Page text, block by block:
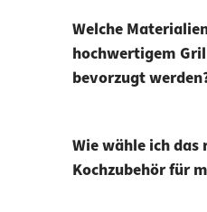
Welche
hochwertigem
bevorzugt
Wie wähle ich das
Kochzubehör für